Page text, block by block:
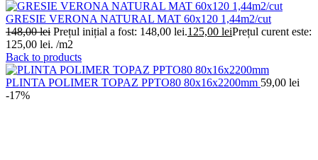
GRESIE VERONA NATURAL MAT 60x120 1,44m2/cut
148,00lei Prețul inițial a fost: 148,00 lei.125,00 leiPrețul curent este:
125,00 lei. /m2
Back to products
PLINTA POLIMER TOPAZ PPTO80 80x16x2200mm 59,00 lei
-17%